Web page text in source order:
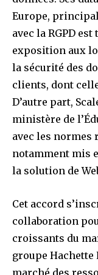
Europe,
avec la RGPD
exposition aux
la sécurité des
clients, dont
D’autre part,
ministère de
avec les normes
notamment mis
la solution de
Cet accord
collaboration
croissants du
groupe Hachette
marché des